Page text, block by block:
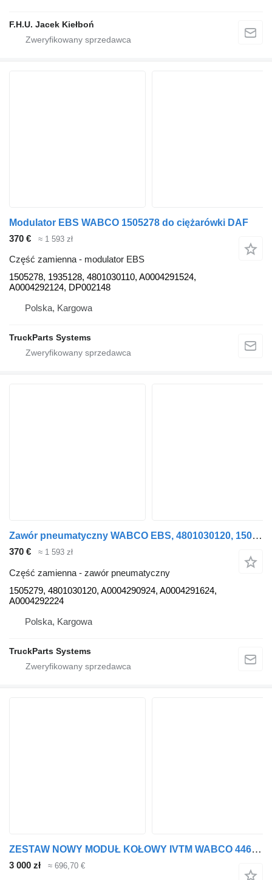
F.H.U. Jacek Kiełboń
Modulator EBS WABCO 1505278 do ciężarówki DAF
370 €
≈ 1 593 zł
Część zamienna - modulator EBS
1505278, 1935128, 4801030110, A0004291524,
A0004292124, DP002148
Polska, Kargowa
TruckParts Systems
Zawór pneumatyczny WABCO EBS, 4801030120, 1505279, A0004292224 do ciężarówki Mercedes-Benz
370 € ≈ 1 593 zł
Część zamienna - zawór pneumatyczny
1505279, 4801030120, A0004290924, A0004291624,
A0004292224
Polska, Kargowa
TruckParts Systems
ZESTAW NOWY MODUŁ KOŁOWY IVTM WABCO 446220110 do ciągnika siodłowego DAF
3 000 zł ≈ 696,70 €